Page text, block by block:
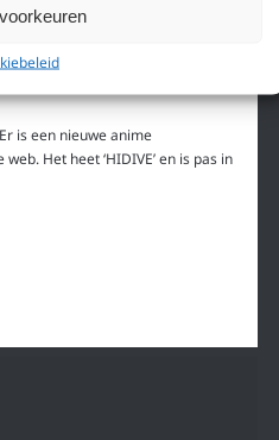
ANIME
is een nieuwe anime
Het heet ‘HIDIVE’ en is pas in